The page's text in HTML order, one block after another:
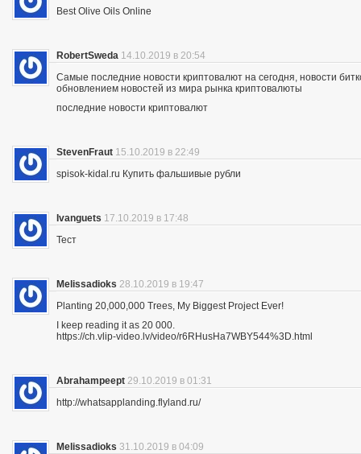
Best Olive Oils Online
RobertSweda 14.10.2019 в 20:54
Самые последние новости криптовалют на сегодня, новости
обновлением новостей из мира рынка криптовалюты
последние новости криптовалют
StevenFraut 15.10.2019 в 22:49
spisok-kidal.ru Купить фальшивые рубли
Ivanguets 17.10.2019 в 17:48
Тест
Melissadioks 28.10.2019 в 19:47
Planting 20,000,000 Trees, My Biggest Project Ever!
I keep reading it as 20 000.
https://ch.vlip-video.lv/video/r6RHusHa7WBY544%3D.html
Abrahampeept 29.10.2019 в 01:31
http://whatsapplanding.flyland.ru/
Melissadioks 31.10.2019 в 04:09